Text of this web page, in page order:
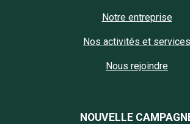
Notre entreprise
Nos activités et services
Nous rejoindre
NOUVELLE